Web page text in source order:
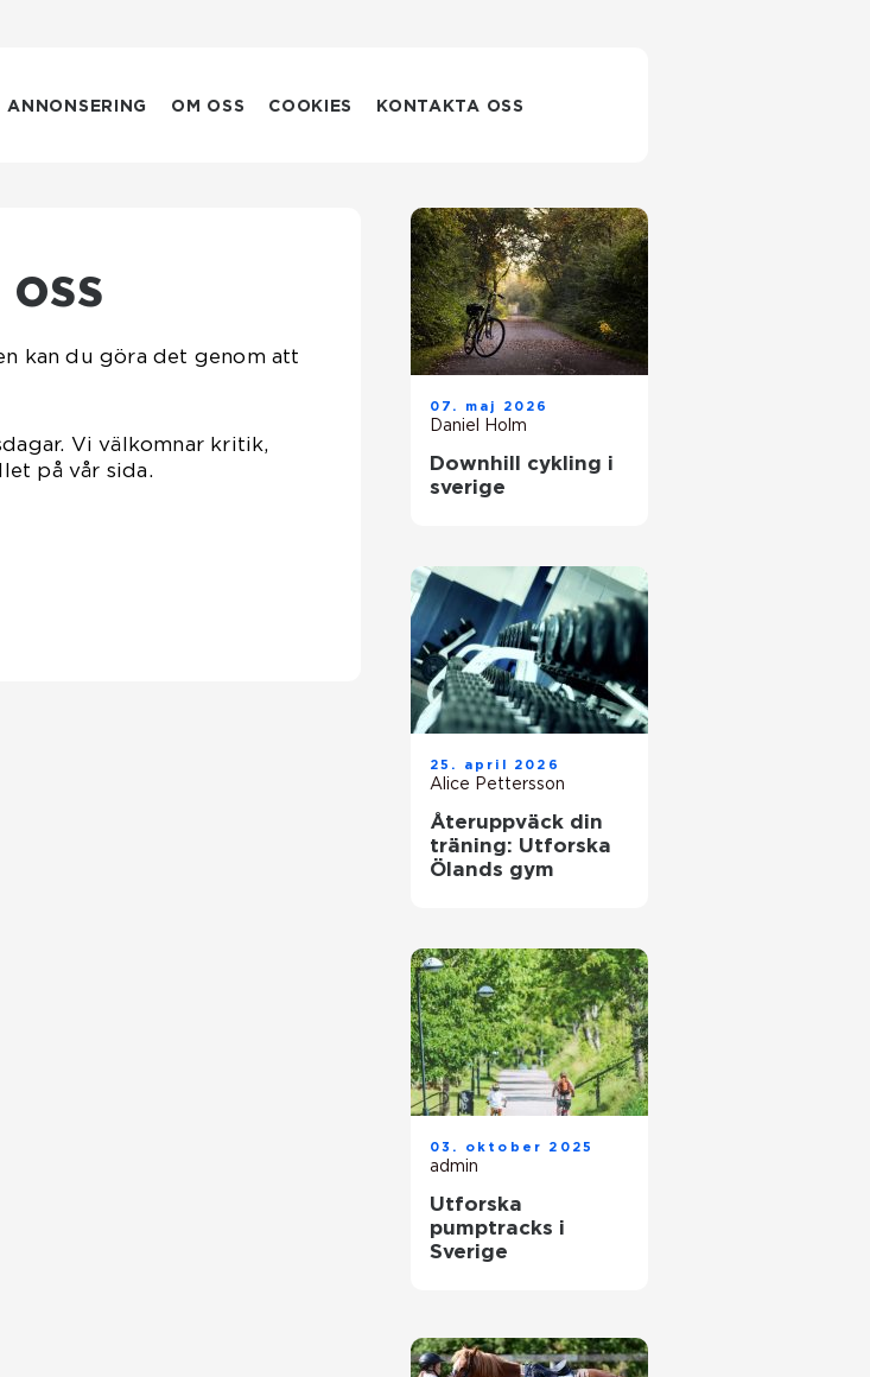
ANNONSERING OM OSS COOKIES KONTAKTA OSS
oss
kan du göra det genom att
Vi välkomnar kritik,
på vår sida.
07. maj 2026
Daniel Holm
Downhill cykling i
sverige
25. april 2026
Alice Pettersson
Återuppväck din
träning: Utforska
Ölands gym
03. oktober 2025
admin
Utforska
pumptracks i
Sverige